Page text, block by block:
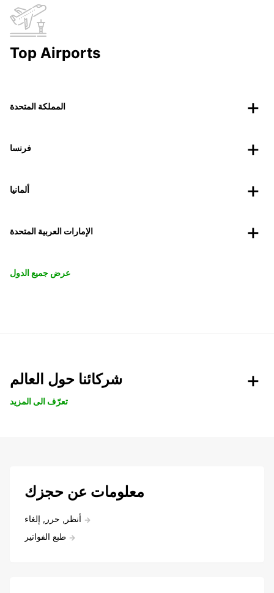
Top Airports
المملكة المتحدة
فرنسا
ألمانيا
الإمارات العربية المتحدة
عرض جميع الدول
شركائنا حول العالم
تعرّف الى المزيد
معلومات عن حجزك
أنظر, حرر, إلغاء
طبع الفواتير